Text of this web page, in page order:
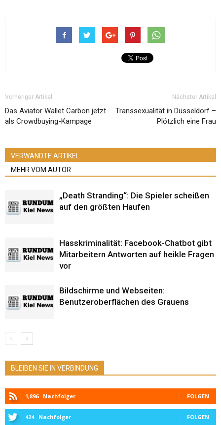
Vorheriger Artikel
Das Aviator Wallet Carbon jetzt
als Crowdbuying-Kampage
Nächster Artikel
Transsexualität in Düsseldorf –
Plötzlich eine Frau
VERWANDTE ARTIKEL
MEHR VOM AUTOR
„Death Stranding“: Die Spieler scheißen
auf den größten Haufen
Hasskriminalität: Facebook-Chatbot gibt
Mitarbeitern Antworten auf heikle Fragen
vor
Bildschirme und Webseiten:
Benutzeroberflächen des Grauens
BLEIBEN SIE IN VERBINDUNG
1,896 Nachfolger FOLGEN
424 Nachfolger FOLGEN